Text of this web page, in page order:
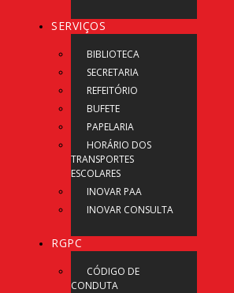
SERVIÇOS
BIBLIOTECA
SECRETARIA
REFEITÓRIO
BUFETE
PAPELARIA
HORÁRIO DOS
TRANSPORTES
ESCOLARES
INOVAR PAA
INOVAR CONSULTA
RGPC
CÓDIGO DE
CONDUTA